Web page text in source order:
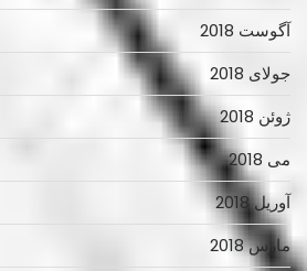
آگوست 2018
جولای 2018
ژوئن 2018
می 2018
آوریل 2018
مارس 2018